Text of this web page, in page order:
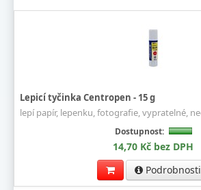
Lepicí tyčinka Centropen - 15 g
lepí papír, lepenku, fotografie, vypratelné,
Dostupnost:
14,70 Kč bez DPH
Podrobnosti